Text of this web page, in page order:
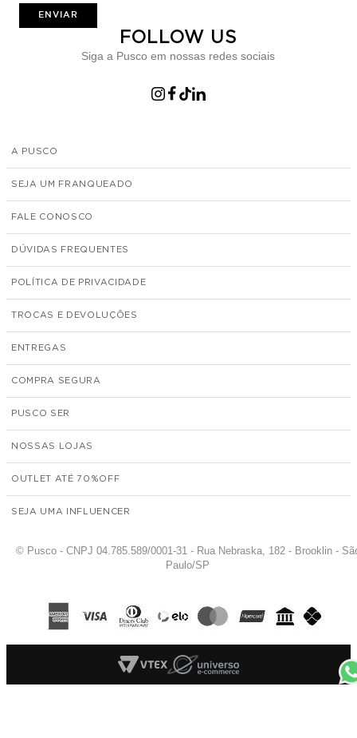
ENVIAR
FOLLOW US
Siga a Pusco em nossas redes sociais
A PUSCO
SEJA UM FRANQUEADO
FALE CONOSCO
DÚVIDAS FREQUENTES
POLÍTICA DE PRIVACIDADE
TROCAS E DEVOLUÇÕES
ENTREGAS
COMPRA SEGURA
PUSCO SER
NOSSAS LOJAS
OUTLET ATÉ 70%
SEJA UMA INFLUENCER
© Pusco - CNPJ 04.785.589/0001-31 - Rua Nebraska, 182 - Brooklin -
Paulo/SP